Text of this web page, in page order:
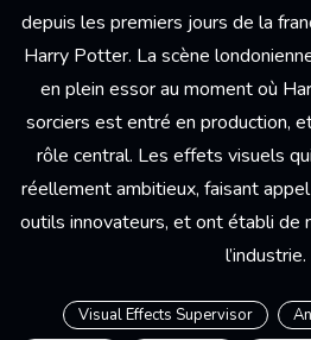
depuis les premiers jours de la
Harry Potter. La scène
en plein essor au moment où
sorciers est entré en production,
rôle central. Les effets visuels
réellement ambitieux, faisant
outils innovateurs, et ont établi de
l’industrie.
Visual Effects Supervisor